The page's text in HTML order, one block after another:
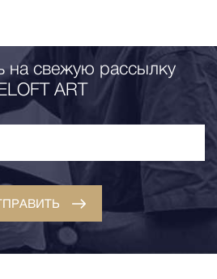
на свежую рассылку
ART